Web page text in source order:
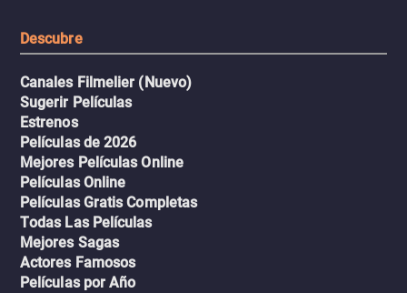
Descubre
Canales Filmelier (Nuevo)
Sugerir Películas
Estrenos
Películas de 2026
Mejores Películas Online
Películas Online
Películas Gratis Completas
Todas Las Películas
Mejores Sagas
Actores Famosos
Películas por Año